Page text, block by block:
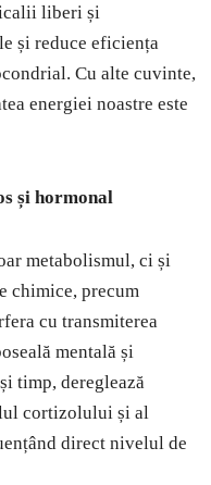
liberi și
și reduce eficiența
Cu alte cuvinte,
energiei noastre este
și hormonal
metabolismul, ci și
chimice, precum
cu transmiterea
mentală și
timp, dereglează
cortizolului și al
direct nivelul de